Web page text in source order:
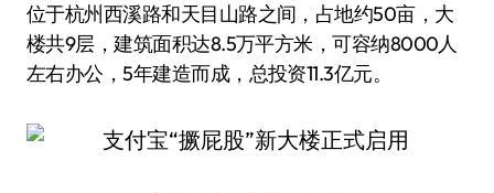
位于杭州西溪路和天目山路之间，占地约50亩，大
楼共9层，建筑面积达8.5万平方米，可容纳8000人
左右办公，5年建造而成，总投资11.3亿元。